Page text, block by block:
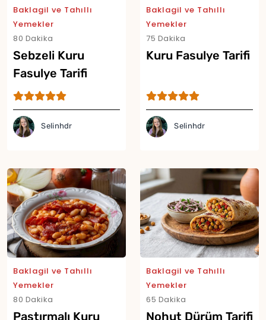
Baklagil ve Tahıllı
Yemekler
80 Dakika
Sebzeli Kuru
Fasulye Tarifi
Selinhdr
Baklagil ve Tahıllı
Yemekler
75 Dakika
Kuru Fasulye Tarifi
Selinhdr
Baklagil ve Tahıllı
Yemekler
80 Dakika
Pastırmalı Kuru
Baklagil ve Tahıllı
Yemekler
65 Dakika
Nohut Dürüm Tarifi